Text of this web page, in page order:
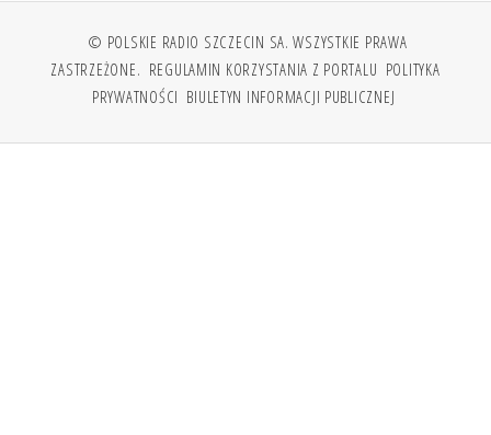
© POLSKIE RADIO SZCZECIN SA. WSZYSTKIE PRAWA
ZASTRZEŻONE. REGULAMIN KORZYSTANIA Z PORTALU POLITYKA
PRYWATNOŚCI BIULETYN INFORMACJI PUBLICZNEJ